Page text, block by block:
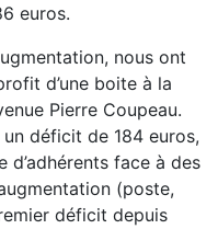
euros.
nous ont
d’une boite à la
Pierre Coupeau.
déficit de 184 euros,
d’adhérents face à des
(poste,
déficit depuis